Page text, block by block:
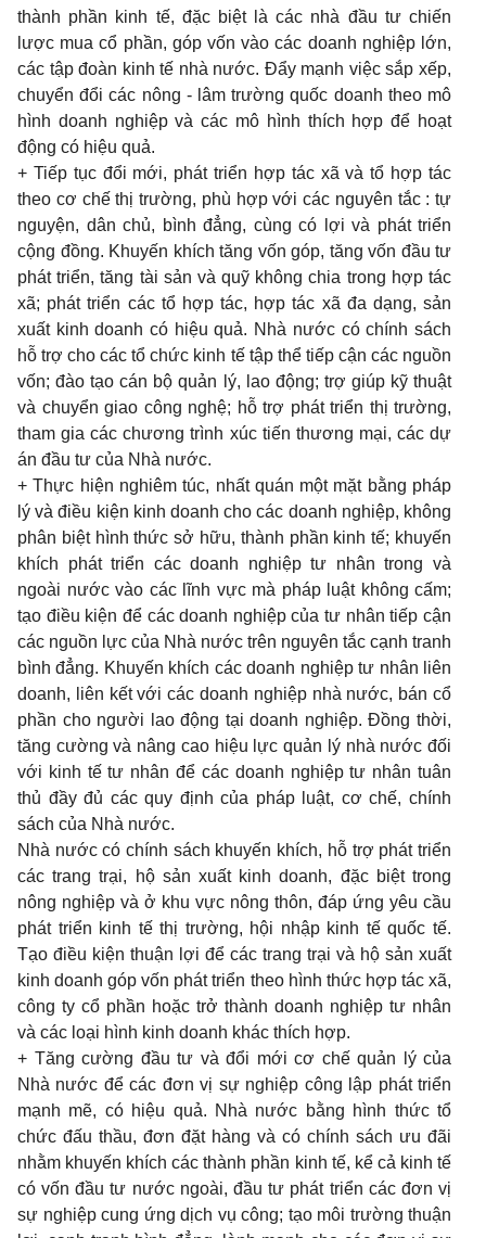
thành phần kinh tế, đặc biệt là các nhà đầu tư chiến
lược mua cổ phần, góp vốn vào các doanh nghiệp lớn,
các tập đoàn kinh tế nhà nước. Ðẩy mạnh việc sắp xếp,
chuyển đổi các nông - lâm trường quốc doanh theo mô
hình doanh nghiệp và các mô hình thích hợp để hoạt
động có hiệu quả.
+ Tiếp tục đổi mới, phát triển hợp tác xã và tổ hợp tác
theo cơ chế thị trường, phù hợp với các nguyên tắc : tự
nguyện, dân chủ, bình đẳng, cùng có lợi và phát triển
cộng đồng. Khuyến khích tăng vốn góp, tăng vốn đầu tư
phát triển, tăng tài sản và quỹ không chia trong hợp tác
xã; phát triển các tổ hợp tác, hợp tác xã đa dạng, sản
xuất kinh doanh có hiệu quả. Nhà nước có chính sách
hỗ trợ cho các tổ chức kinh tế tập thể tiếp cận các nguồn
vốn; đào tạo cán bộ quản lý, lao động; trợ giúp kỹ thuật
và chuyển giao công nghệ; hỗ trợ phát triển thị trường,
tham gia các chương trình xúc tiến thương mại, các dự
án đầu tư của Nhà nước.
+ Thực hiện nghiêm túc, nhất quán một mặt bằng pháp
lý và điều kiện kinh doanh cho các doanh nghiệp, không
phân biệt hình thức sở hữu, thành phần kinh tế; khuyến
khích phát triển các doanh nghiệp tư nhân trong và
ngoài nước vào các lĩnh vực mà pháp luật không cấm;
tạo điều kiện để các doanh nghiệp của tư nhân tiếp cận
các nguồn lực của Nhà nước trên nguyên tắc cạnh tranh
bình đẳng. Khuyến khích các doanh nghiệp tư nhân liên
doanh, liên kết với các doanh nghiệp nhà nước, bán cổ
phần cho người lao động tại doanh nghiệp. Ðồng thời,
tăng cường và nâng cao hiệu lực quản lý nhà nước đối
với kinh tế tư nhân để các doanh nghiệp tư nhân tuân
thủ đầy đủ các quy định của pháp luật, cơ chế, chính
sách của Nhà nước.
Nhà nước có chính sách khuyến khích, hỗ trợ phát triển
các trang trại, hộ sản xuất kinh doanh, đặc biệt trong
nông nghiệp và ở khu vực nông thôn, đáp ứng yêu cầu
phát triển kinh tế thị trường, hội nhập kinh tế quốc tế.
Tạo điều kiện thuận lợi để các trang trại và hộ sản xuất
kinh doanh góp vốn phát triển theo hình thức hợp tác xã,
công ty cổ phần hoặc trở thành doanh nghiệp tư nhân
và các loại hình kinh doanh khác thích hợp.
+ Tăng cường đầu tư và đổi mới cơ chế quản lý của
Nhà nước để các đơn vị sự nghiệp công lập phát triển
mạnh mẽ, có hiệu quả. Nhà nước bằng hình thức tổ
chức đấu thầu, đơn đặt hàng và có chính sách ưu đãi
nhằm khuyến khích các thành phần kinh tế, kể cả kinh tế
có vốn đầu tư nước ngoài, đầu tư phát triển các đơn vị
sự nghiệp cung ứng dịch vụ công; tạo môi trường thuận